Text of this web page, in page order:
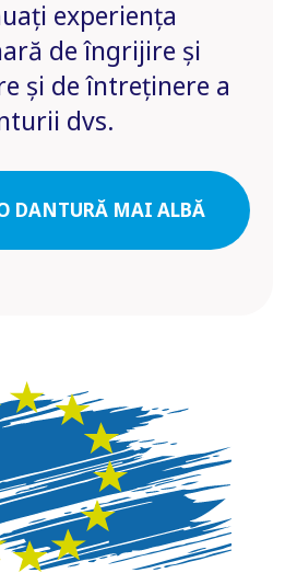
experiența
de îngrijire și
și de întreținere a
dvs.
DANTURĂ MAI ALBĂ